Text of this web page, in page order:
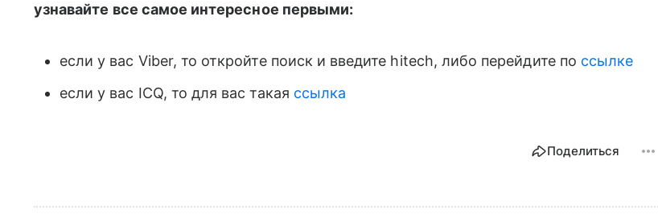
узнавайте все самое интересное первыми:
если у вас Viber, то откройте поиск и введите hitech, либо перейдите по ссылке
если у вас ICQ, то для вас такая ссылка
Поделиться